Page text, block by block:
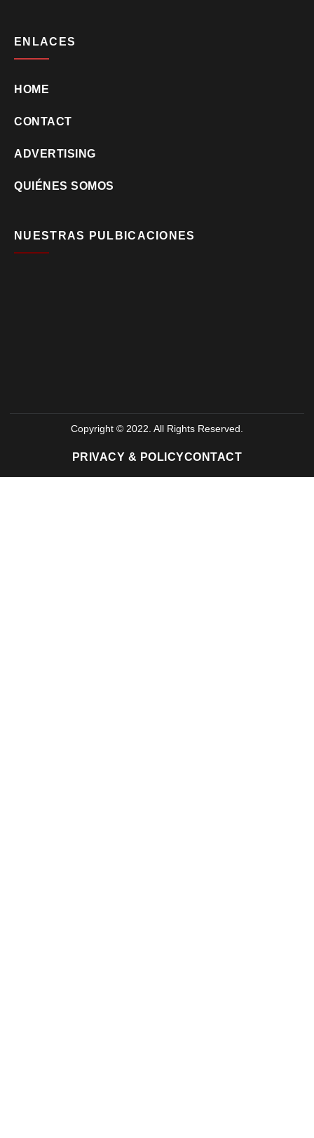
ENLACES
HOME
CONTACT
ADVERTISING
QUIÉNES SOMOS
NUESTRAS PULBICACIONES
Copyright © 2022. All Rights Reserved.
PRIVACY & POLICYCONTACT